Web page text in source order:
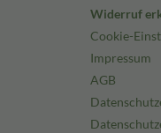
Widerruf
Cookie-
Impressum
AGB